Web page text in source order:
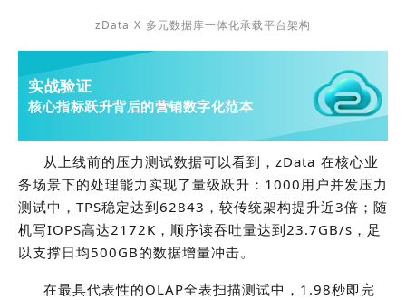
zData X 多元数据库一体化承载平台架构
实战验证
核心指标跃升背后的营销数字化范本
从上线前的压力测试数据可以看到，zData 在核心业
务场景下的处理能力实现了量级跃升：1000用户并发压力
测试中，TPS稳定达到62843，较传统架构提升近3倍；随
机写IOPS高达2172K，顺序读吞吐量达到23.7GB/s，足
以支撑日均500GB的数据增量冲击。
在最具代表性的OLAP全表扫描测试中，1.98秒即完